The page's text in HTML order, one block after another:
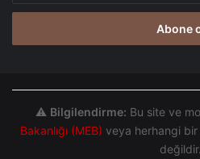
adresinizi
⚠️ Bilgilendirme: Bu site ve
Bakanlığı (MEB) veya herhangi bir
değildir.